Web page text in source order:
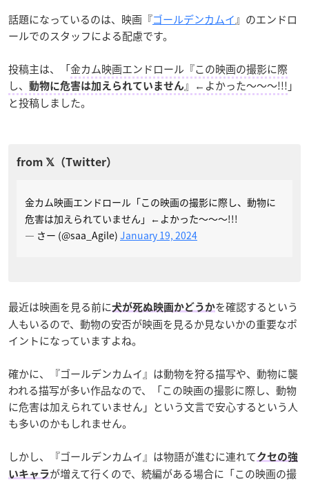
話題になっているのは、映画『ゴールデンカムイ』のエンドロ
ールでのスタッフによる配慮です。
投稿主は、「金カム映画エンドロール『この映画の撮影に際
し、
動物に危害は加えられていません』←よかった～～～!!! 」
と投稿しました。
金カム映画エンドロール「この映画の撮影に際し、動物に
危害は加えられていません」←よかった～～～!!!
— さー (@saa_Agile) January 19, 2024
最近は映画を見る前に犬が死ぬ映画かどうかを確認するという
人もいるので、動物の安否が映画を見るか見ないかの重要なポ
イントになっていますよね。
確かに、『ゴールデンカムイ』は動物を狩る描写や、動物に襲
われる描写が多い作品なので、「この映画の撮影に際し、動物
に危害は加えられていません」という文言で安心するという人
も多いのかもしれません。
しかし、『ゴールデンカムイ』は物語が進むに連れてクセの強
いキャラが増えて行くので、続編がある場合に「この映画の撮